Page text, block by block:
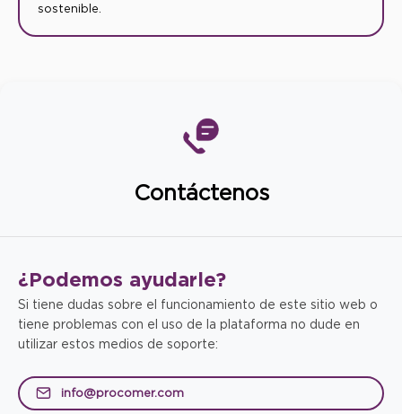
sostenible.
Contáctenos
¿Podemos ayudarle?
Si tiene dudas sobre el funcionamiento de este sitio web o
tiene problemas con el uso de la plataforma no dude en
utilizar estos medios de soporte:
info@procomer.com